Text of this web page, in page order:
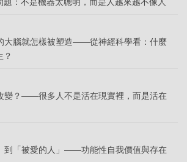
大腦就怎樣被塑造——從神經科學看：什麼
？
變？——很多人不是活在現實裡，而是活在
到「被愛的人」——功能性自我價值與存在